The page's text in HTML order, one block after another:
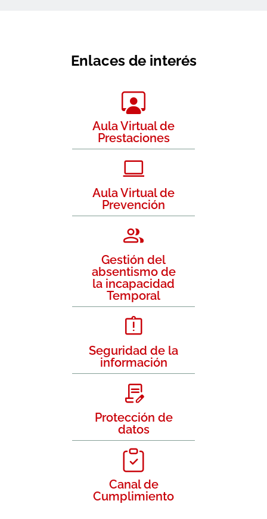
Enlaces de interés
Aula Virtual de
Prestaciones
Aula Virtual de
Prevención
Gestión del
absentismo de
la incapacidad
Temporal
Seguridad de la
información
Protección de
datos
Canal de
Cumplimiento